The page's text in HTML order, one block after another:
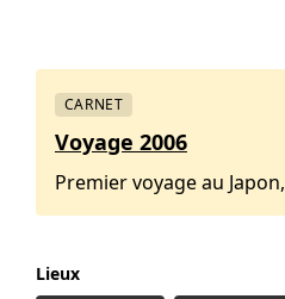
CARNET
Voyage 2006
Premier voyage au
Lieux